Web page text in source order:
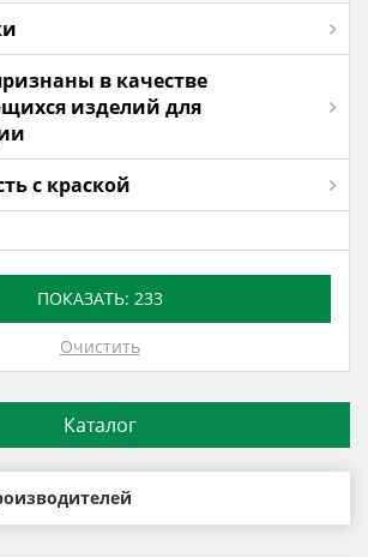
в качестве
изделий для
с краской
ПОКАЗАТЬ: 233
Очистить
Каталог